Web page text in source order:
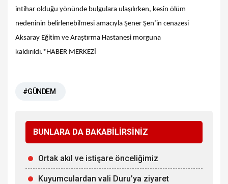
intihar olduğu yönünde bulgulara ulaşılırken, kesin ölüm
nedeninin belirlenebilmesi amacıyla Şener Şen’in cenazesi
Aksaray Eğitim ve Araştırma Hastanesi morguna
kaldırıldı.*HABER MERKEZİ
#GÜNDEM
BUNLARA DA BAKABİLİRSİNİZ
Ortak akıl ve istişare önceliğimiz
Kuyumculardan vali Duru’ya ziyaret